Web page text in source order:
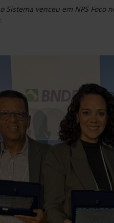
Sistema venceu em NPS Foco